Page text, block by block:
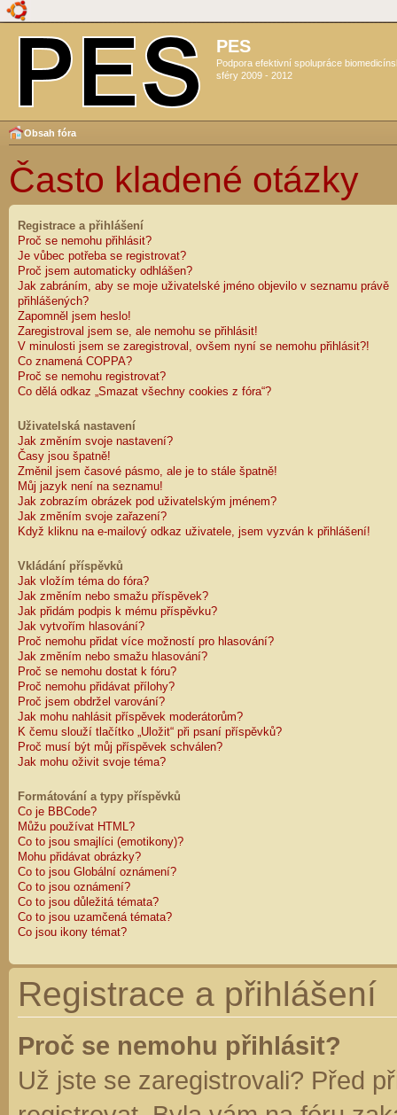
PES
Podpora efektivní spolupráce
sféry 2009 - 2012
Obsah fóra
Často kladené otázky
Registrace a přihlášení
Proč se nemohu přihlásit?
Je vůbec potřeba se registrovat?
Proč jsem automaticky odhlášen?
Jak zabráním, aby se moje uživatelské jméno objevilo v seznamu právě
přihlášených?
Zapomněl jsem heslo!
Zaregistroval jsem se, ale nemohu se přihlásit!
V minulosti jsem se zaregistroval, ovšem nyní se nemohu přihlásit?!
Co znamená COPPA?
Proč se nemohu registrovat?
Co dělá odkaz „Smazat všechny cookies z fóra“?
Uživatelská nastavení
Jak změním svoje nastavení?
Časy jsou špatně!
Změnil jsem časové pásmo, ale je to stále špatně!
Můj jazyk není na seznamu!
Jak zobrazím obrázek pod uživatelským jménem?
Jak změním svoje zařazení?
Když kliknu na e-mailový odkaz uživatele, jsem vyzván k přihlášení!
Vkládání příspěvků
Jak vložím téma do fóra?
Jak změním nebo smažu příspěvek?
Jak přidám podpis k mému příspěvku?
Jak vytvořím hlasování?
Proč nemohu přidat více možností pro hlasování?
Jak změním nebo smažu hlasování?
Proč se nemohu dostat k fóru?
Proč nemohu přidávat přílohy?
Proč jsem obdržel varování?
Jak mohu nahlásit příspěvek moderátorům?
K čemu slouží tlačítko „Uložit“ při psaní příspěvků?
Proč musí být můj příspěvek schválen?
Jak mohu oživit svoje téma?
Formátování a typy příspěvků
Co je BBCode?
Můžu používat HTML?
Co to jsou smajlíci (emotikony)?
Mohu přidávat obrázky?
Co to jsou Globální oznámení?
Co to jsou oznámení?
Co to jsou důležitá témata?
Co to jsou uzamčená témata?
Co jsou ikony témat?
Registrace a přihlášení
Proč se nemohu přihlásit?
Už jste se zaregistrovali? Před